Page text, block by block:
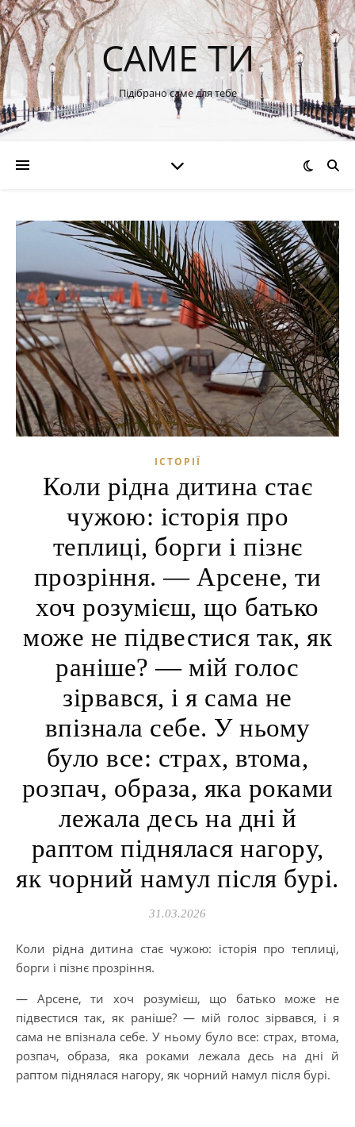
САМЕ ТИ
Підібрано саме для тебе
ІСТОРІЇ
Коли рідна дитина стає
чужою: історія про
теплиці, борги і пізнє
прозріння. — Арсене, ти
хоч розумієш, що батько
може не підвестися так, як
раніше? — мій голос
зірвався, і я сама не
впізнала себе. У ньому
було все: страх, втома,
розпач, образа, яка роками
лежала десь на дні й
раптом піднялася нагору,
як чорний намул після бурі.
31.03.2026
Коли рідна дитина стає чужою: історія про теплиці,
борги і пізнє прозріння.
— Арсене, ти хоч розумієш, що батько може не
підвестися так, як раніше? — мій голос зірвався, і я
сама не впізнала себе. У ньому було все: страх, втома,
розпач, образа, яка роками лежала десь на дні й
раптом піднялася нагору, як чорний намул після бурі.